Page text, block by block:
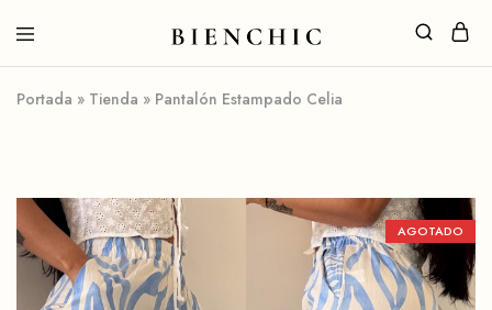
Portada » Tienda » Pantalón Estampado Celia
AGOTADO